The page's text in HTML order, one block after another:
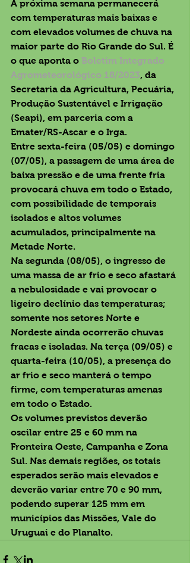
A próxima semana permanecerá
com temperaturas mais baixas e
com elevados volumes de chuva na
maior parte do Rio Grande do Sul. É
o que aponta o Boletim Integrado
Agrometeorológico 18/2023, da
Secretaria da Agricultura, Pecuária,
Produção Sustentável e Irrigação
(Seapi), em parceria com a
Emater/RS-Ascar e o Irga.
Entre sexta-feira (05/05) e domingo
(07/05), a passagem de uma área de
baixa pressão e de uma frente fria
provocará chuva em todo o Estado,
com possibilidade de temporais
isolados e altos volumes
acumulados, principalmente na
Metade Norte.
Na segunda (08/05), o ingresso de
uma massa de ar frio e seco afastará
a nebulosidade e vai provocar o
ligeiro declínio das temperaturas;
somente nos setores Norte e
Nordeste ainda ocorrerão chuvas
fracas e isoladas. Na terça (09/05) e
quarta-feira (10/05), a presença do
ar frio e seco manterá o tempo
firme, com temperaturas amenas
em todo o Estado.
Os volumes previstos deverão
oscilar entre 25 e 60 mm na
Fronteira Oeste, Campanha e Zona
Sul. Nas demais regiões, os totais
esperados serão mais elevados e
deverão variar entre 70 e 90 mm,
podendo superar 125 mm em
municípios das Missões, Vale do
Uruguai e do Planalto.